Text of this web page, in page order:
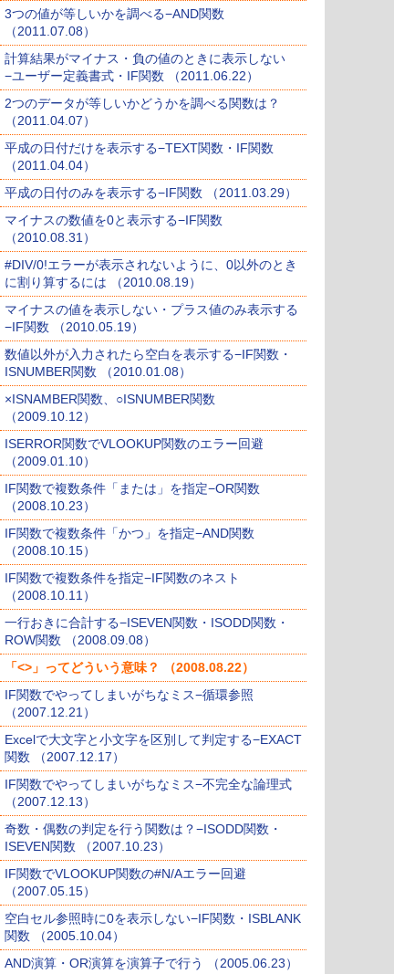
3つの値が等しいかを調べる−AND関数
（2011.07.08）
計算結果がマイナス・負の値のときに表示しない
−ユーザー定義書式・IF関数 （2011.06.22）
2つのデータが等しいかどうかを調べる関数は？
（2011.04.07）
平成の日付だけを表示する−TEXT関数・IF関数
（2011.04.04）
平成の日付のみを表示する−IF関数 （2011.03.29）
マイナスの数値を0と表示する−IF関数
（2010.08.31）
#DIV/0!エラーが表示されないように、0以外のとき
に割り算するには （2010.08.19）
マイナスの値を表示しない・プラス値のみ表示する
−IF関数 （2010.05.19）
数値以外が入力されたら空白を表示する−IF関数・
ISNUMBER関数 （2010.01.08）
×ISNAMBER関数、○ISNUMBER関数
（2009.10.12）
ISERROR関数でVLOOKUP関数のエラー回避
（2009.01.10）
IF関数で複数条件「または」を指定−OR関数
（2008.10.23）
IF関数で複数条件「かつ」を指定−AND関数
（2008.10.15）
IF関数で複数条件を指定−IF関数のネスト
（2008.10.11）
一行おきに合計する−ISEVEN関数・ISODD関数・
ROW関数 （2008.09.08）
「<>」ってどういう意味？ （2008.08.22）
IF関数でやってしまいがちなミス−循環参照
（2007.12.21）
Excelで大文字と小文字を区別して判定する−EXACT
関数 （2007.12.17）
IF関数でやってしまいがちなミス−不完全な論理式
（2007.12.13）
奇数・偶数の判定を行う関数は？−ISODD関数・
ISEVEN関数 （2007.10.23）
IF関数でVLOOKUP関数の#N/Aエラー回避
（2007.05.15）
空白セル参照時に0を表示しない−IF関数・ISBLANK
関数 （2005.10.04）
AND演算・OR演算を演算子で行う （2005.06.23）